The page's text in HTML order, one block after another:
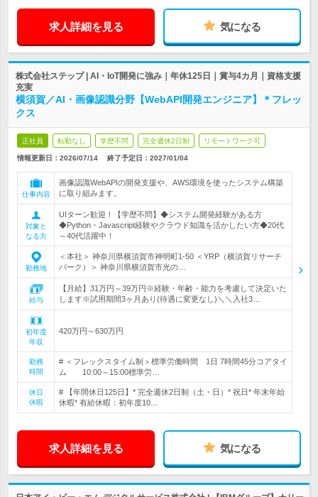
求人詳細を見る 気になる
株式会社ステップ | AI・IoT開発に強み｜年休125日｜賞与4カ月｜資格支援
充実
横須賀／AI・画像認識分野【WebAPI開発エンジニア】＊フレッ
クス
正社員 転勤なし 学歴不問 完全週休2日制 リモートワーク可
情報更新日：2026/07/14 終了予定日： 2027/01/04
仕事内容
画像認識WebAPIの開発支援や、AWS環境を使ったシステム構築
に取り組みます。
対象と
なる方
UIターン歓迎！【学歴不問】◆システム開発経験がある方
◆Python・Javascript経験やクラウド知識を活かしたい方◆20代
～40代活躍中！
勤務地
＜本社＞ 神奈川県横須賀市神明町1-50 ＜YRP（横須賀リサーチ
パーク）＞ 神奈川県横須賀市光の…
給与
【月給】31万円～39万円※経験・年齢・能力を考慮して決定いた
します※試用期間3ヶ月あり(待遇に変更なし)＼＼入社3…
初年度
年収
420万円～630万円
勤務
時間
# ＜フレックスタイム制＞標準労働時間 1日 7時間45分コアタイ
ム 10:00～15:00標準労…
休日
休暇
# 【年間休日125日】* 完全週休2日制（土・日）* 祝日* 年末年始
休暇* 有給休暇：初年度10…
求人詳細を見る 気になる